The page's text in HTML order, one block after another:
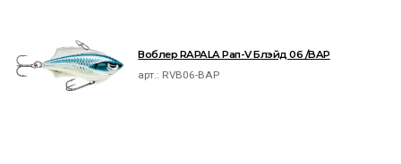
Воблер RAPALA Рап-V Блэйд 06 /BAP
арт.: RVB06-BAP